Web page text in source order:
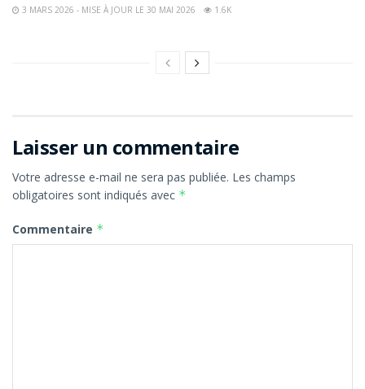
3 MARS 2026 - MISE À JOUR LE 30 MAI 2026 1.6K
Laisser un commentaire
Votre adresse e-mail ne sera pas publiée. Les champs
obligatoires sont indiqués avec *
Commentaire *